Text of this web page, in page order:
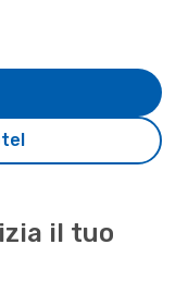
il tuo